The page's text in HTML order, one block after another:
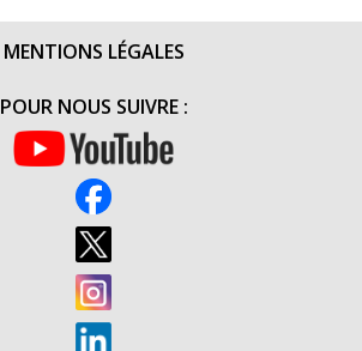
MENTIONS LÉGALES
POUR NOUS SUIVRE :